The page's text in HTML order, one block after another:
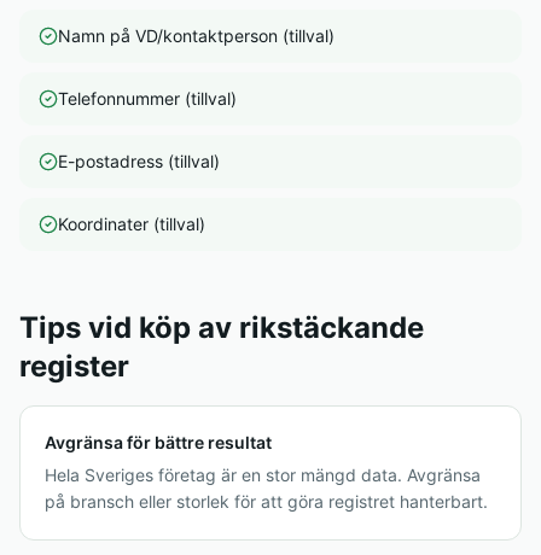
Namn på VD/kontaktperson (tillval)
Telefonnummer (tillval)
E-postadress (tillval)
Koordinater (tillval)
Tips vid köp av rikstäckande
register
Avgränsa för bättre resultat
Hela Sveriges företag är en stor mängd data. Avgränsa
på bransch eller storlek för att göra registret hanterbart.